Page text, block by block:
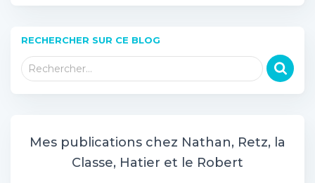
RECHERCHER SUR CE BLOG
R Rechercher…
Mes publications chez Nathan, Retz, la
Classe, Hatier et le Robert